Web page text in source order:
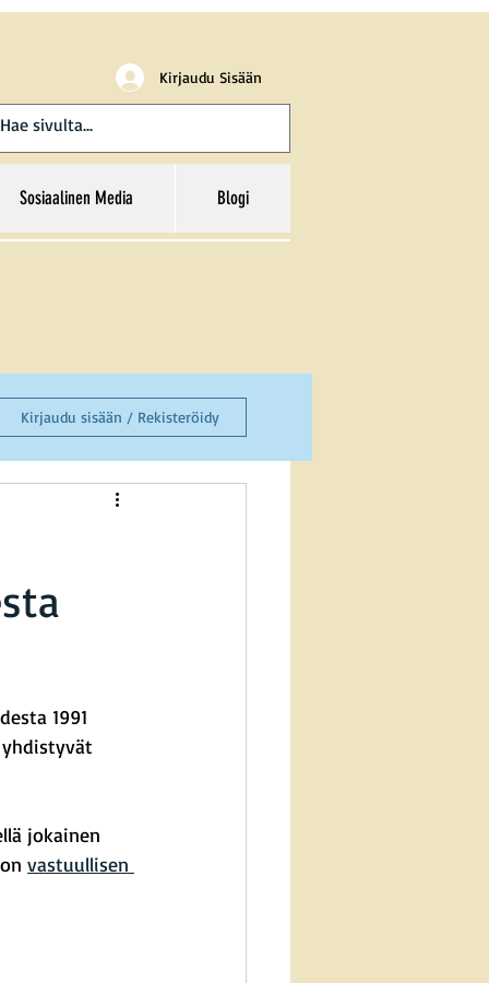
Kirjaudu Sisään
Sosiaalinen Media Blogi
Kirjaudu sisään / Rekisteröidy
1991
jokainen
vastuullisen